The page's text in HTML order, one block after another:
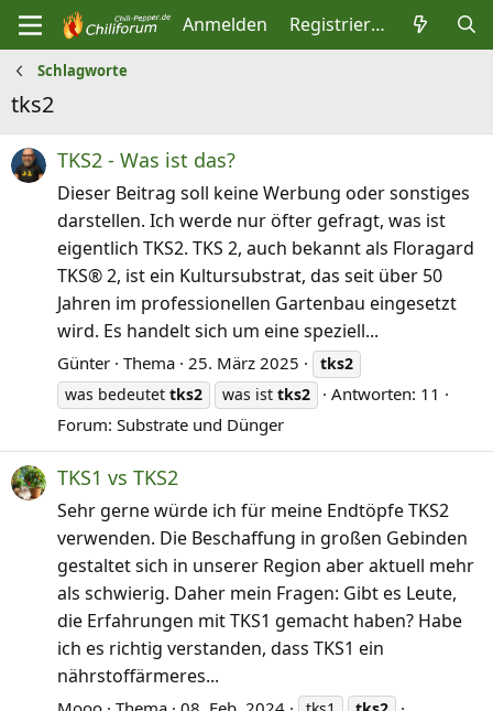
Anmelden Registrieren
Schlagworte
tks2
TKS2 - Was ist das?
Dieser Beitrag soll keine Werbung oder sonstiges
darstellen. Ich werde nur öfter gefragt, was ist
eigentlich TKS2. TKS 2, auch bekannt als Floragard
TKS® 2, ist ein Kultursubstrat, das seit über 50
Jahren im professionellen Gartenbau eingesetzt
wird. Es handelt sich um eine speziell...
Günter Thema 25. März 2025
tks2
was bedeutet tks2 was ist tks2
Antworten: 11
Forum: Substrate und Dünger
TKS1 vs TKS2
Sehr gerne würde ich für meine Endtöpfe TKS2
verwenden. Die Beschaffung in großen Gebinden
gestaltet sich in unserer Region aber aktuell mehr
als schwierig. Daher mein Fragen: Gibt es Leute,
die Erfahrungen mit TKS1 gemacht haben? Habe
ich es richtig verstanden, dass TKS1 ein
nährstoffärmeres...